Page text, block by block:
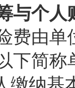
与个
费由
下简